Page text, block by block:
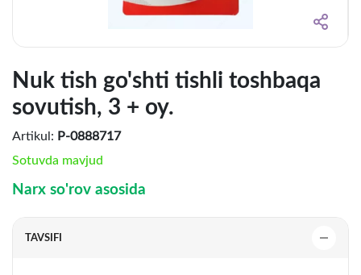
Nuk tish go'shti tishli toshbaqa
sovutish, 3 + oy.
Artikul: P-0888717
Sotuvda mavjud
Narx so'rov asosida
TAVSIFI